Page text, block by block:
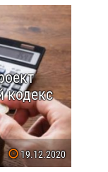
кодекс
19.12.2020